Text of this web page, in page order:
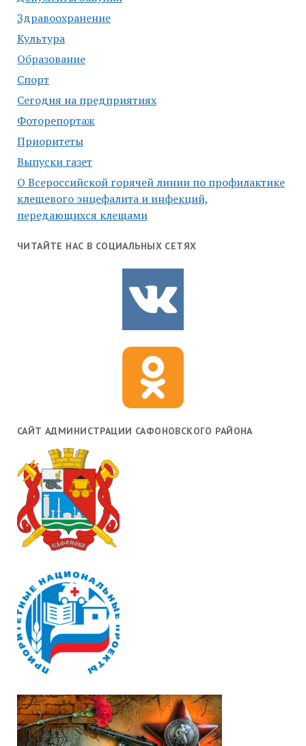
Здравоохранение
Культура
Образование
Спорт
Сегодня на предприятиях
Фоторепортаж
Приоритеты
Выпуски газет
О Всероссийской горячей линии по профилактике
клещевого энцефалита и инфекций,
передающихся клещами
ЧИТАЙТЕ НАС В СОЦИАЛЬНЫХ СЕТЯХ
САЙТ АДМИНИСТРАЦИИ САФОНОВСКОГО РАЙОНА